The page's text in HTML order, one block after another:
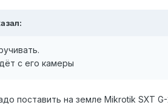
с его камеры
поставить на земле Mikrotik SXT